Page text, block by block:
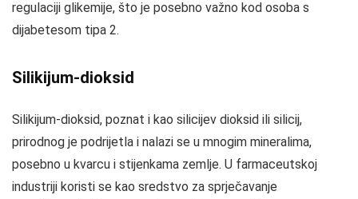
regulaciji glikemije, što je posebno važno kod osoba s
dijabetesom tipa 2.
Silikijum-dioksid
Silikijum-dioksid, poznat i kao silicijev dioksid ili silicij,
prirodnog je podrijetla i nalazi se u mnogim mineralima,
posebno u kvarcu i stijenkama zemlje. U farmaceutskoj
industriji koristi se kao sredstvo za sprječavanje